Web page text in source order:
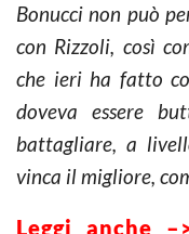
Bonucci non può
con Rizzoli, così
che ieri ha fatto
doveva essere
battagliare, a
vinca il migliore,
Leggi anche